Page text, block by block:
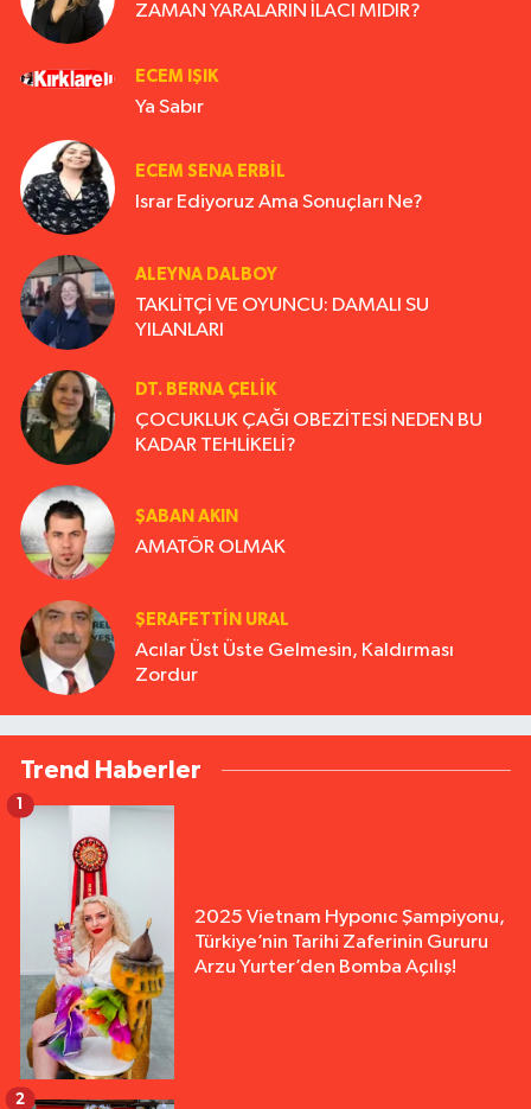
ZAMAN YARALARIN İLACI MIDIR?
ECEM IŞIK
Ya Sabır
ECEM SENA ERBIL
Israr Ediyoruz Ama Sonuçları Ne?
ALEYNA DALBOY
TAKLİTÇİ VE OYUNCU: DAMALI SU
YILANLARI
DT. BERNA ÇELIK
ÇOCUKLUK ÇAĞI OBEZİTESİ NEDEN BU
KADAR TEHLİKELİ?
ŞABAN AKIN
AMATÖR OLMAK
ŞERAFETTIN URAL
Acılar Üst Üste Gelmesin, Kaldırması
Zordur
Trend Haberler
2025 Vietnam Hyponıc Şampiyonu,
Türkiye’nin Tarihi Zaferinin Gururu
Arzu Yurter’den Bomba Açılış!
1
2